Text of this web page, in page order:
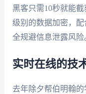
黑客只需10秒就能
级别的数据加密，
全规避信息泄露风险
实时在线的技
去年除夕帮伯明翰